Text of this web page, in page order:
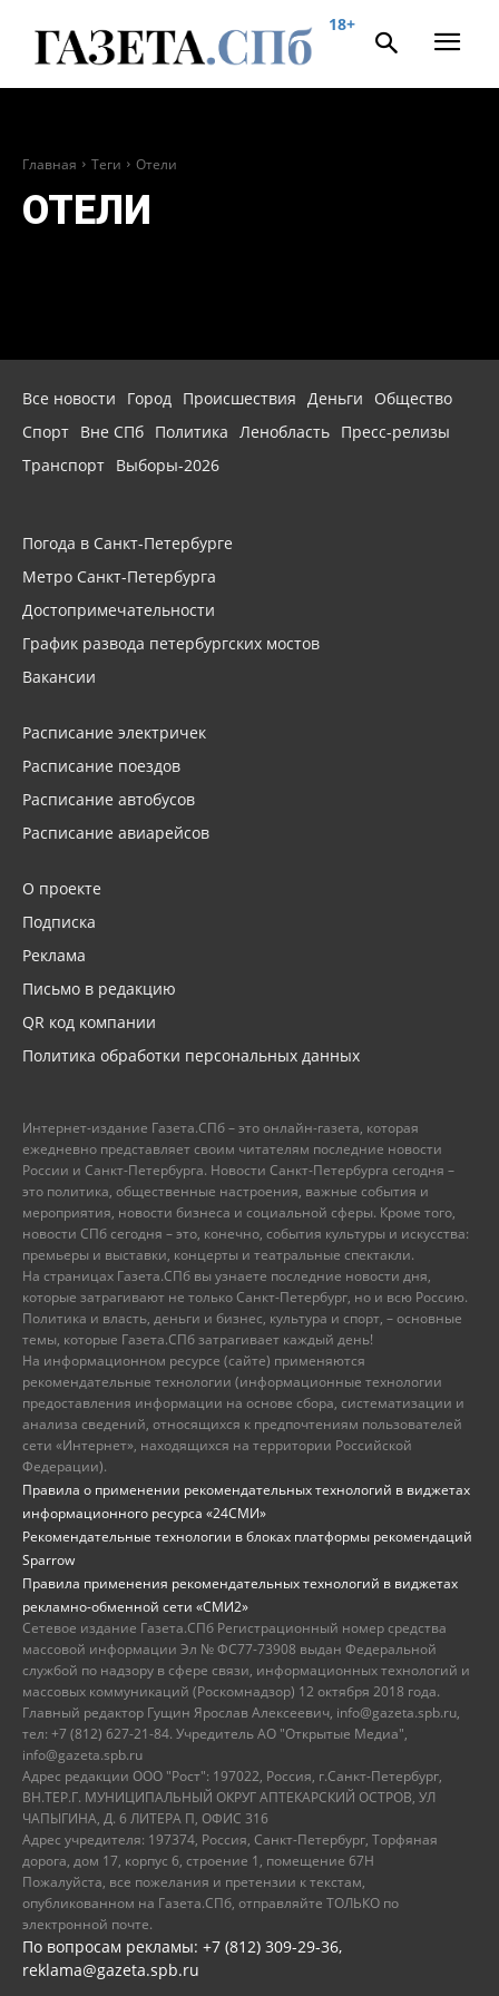
18+
Главная Теги Отели
ОТЕЛИ
Все новости Город Происшествия Деньги
Общество
Спорт Вне СПб Политика Ленобласть Пресс-релизы
Транспорт Выборы-2026
Погода в Санкт-Петербурге
Метро Санкт-Петербурга
Достопримечательности
График развода петербургских мостов
Вакансии
Расписание электричек
Расписание поездов
Расписание автобусов
Расписание авиарейсов
О проекте
Подписка
Реклама
Письмо в редакцию
QR код компании
Политика обработки персональных данных
Интернет-издание Газета.СПб – это онлайн-газета, которая
ежедневно представляет своим читателям последние новости
России и Санкт-Петербурга. Новости Санкт-Петербурга сегодня –
это политика, общественные настроения, важные события и
мероприятия, новости бизнеса и социальной сферы. Кроме того,
новости СПб сегодня – это, конечно, события культуры и искусства:
премьеры и выставки, концерты и театральные спектакли.
На страницах Газета.СПб вы узнаете последние новости дня,
которые затрагивают не только Санкт-Петербург, но и всю Россию.
Политика и власть, деньги и бизнес, культура и спорт, – основные
темы, которые Газета.СПб затрагивает каждый день!
На информационном ресурсе (сайте) применяются
рекомендательные технологии (информационные технологии
предоставления информации на основе сбора, систематизации и
анализа сведений, относящихся к предпочтениям пользователей
сети «Интернет», находящихся на территории Российской
Федерации).
Правила о применении рекомендательных технологий в виджетах
информационного ресурса «24СМИ»
Рекомендательные технологии в блоках платформы рекомендаций
Sparrow
Правила применения рекомендательных технологий в виджетах
рекламно-обменной сети «СМИ2»
Сетевое издание Газета.СПб Регистрационный номер средства
массовой информации Эл № ФС77-73908 выдан Федеральной
службой по надзору в сфере связи, информационных технологий и
массовых коммуникаций (Роскомнадзор) 12 октября 2018 года.
Главный редактор Гущин Ярослав Алексеевич, info@gazeta.spb.ru,
тел: +7 (812) 627-21-84. Учредитель АО "Открытые Медиа",
info@gazeta.spb.ru
Адрес редакции ООО "Рост": 197022, Россия, г.Санкт-Петербург,
ВН.ТЕР.Г. МУНИЦИПАЛЬНЫЙ ОКРУГ АПТЕКАРСКИЙ ОСТРОВ, УЛ
ЧАПЫГИНА, Д. 6 ЛИТЕРА П, ОФИС 316
Адрес учредителя: 197374, Россия, Санкт-Петербург, Торфяная
дорога, дом 17, корпус 6, строение 1, помещение 67Н
Пожалуйста, все пожелания и претензии к текстам,
опубликованном на Газета.СПб, отправляйте ТОЛЬКО по
электронной почте.
По вопросам рекламы: +7 (812) 309-29-36,
reklama@gazeta.spb.ru